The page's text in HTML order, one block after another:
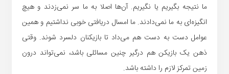
ما نتیجه بگیریم یا نگیریم. آن‌ها اصلا به ما سر نمی‌زدند و هیچ
انگیزه‌ای به ما نمی‌دادند. ما امسال دریافتی خوبی نداشتیم و همین
عوامل دست به دست هم می‌داد تا بازیکنان دلسرد شوند. وقتی
ذهن یک بازیکن هم درگیر چنین مسائلی باشد، نمی‌تواند درون
زمین تمرکز لازم را داشته باشد.